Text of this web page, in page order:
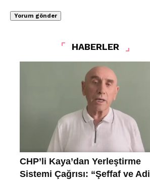
HABERLER
CHP’li Kaya’dan Yerleştirme
Sistemi Çağrısı: “Şeffaf ve Adil